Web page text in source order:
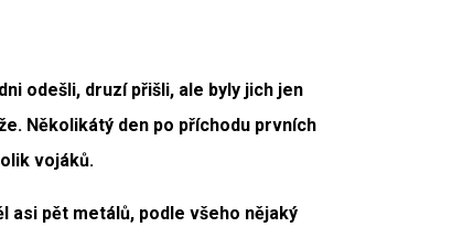
odešli, druzí přišli, ale byly jich jen
Několikátý den po příchodu prvních
vojáků.
asi pět metálů, podle všeho nějaký